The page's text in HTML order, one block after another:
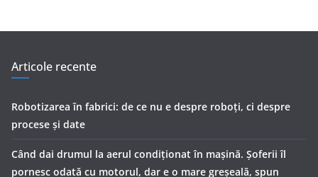
Articole recente
Robotizarea în fabrici: de ce nu e despre roboți, ci despre
procese și date
Când dai drumul la aerul condiţionat în maşină. Şoferii îl
pornesc odată cu motorul, dar e o mare greşeală, spun